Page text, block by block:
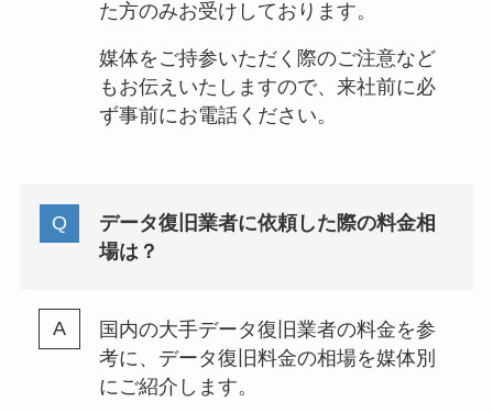
た方のみお受けしております。
媒体をご持参いただく際のご注意など
もお伝えいたしますので、来社前に必
ず事前にお電話ください。
データ復旧業者に依頼した際の料金相
場は？
国内の大手データ復旧業者の料金を参
考に、データ復旧料金の相場を媒体別
にご紹介します。